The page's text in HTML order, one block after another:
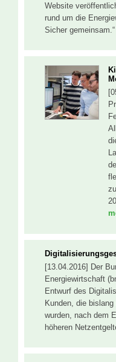
Website
rund um die
Sicher gemeinsam.“
[13.04.2016] Der
Energiewirtschaft
Entwurf des
Kunden, die
wurden, nach dem
höheren